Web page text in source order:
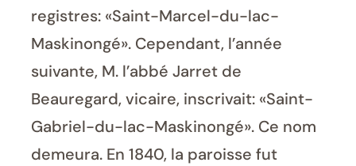
registres: «Saint-Marcel-du-lac-
Maskinongé». Cependant, l’année
suivante, M. l’abbé Jarret de
Beauregard, vicaire, inscrivait: «Saint-
Gabriel-du-lac-Maskinongé». Ce nom
demeura. En 1840, la paroisse fut